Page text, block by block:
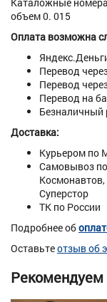
объем 0. 015
Оплата возможна
Перевод
Перевод
Перевод на
Безналичный
Доставка:
Курьером по
Самовывоз
Космонавтов,
Суперстор
ТК по России
Подробнее об
Оставьтеотзыв об
Рекомендуем